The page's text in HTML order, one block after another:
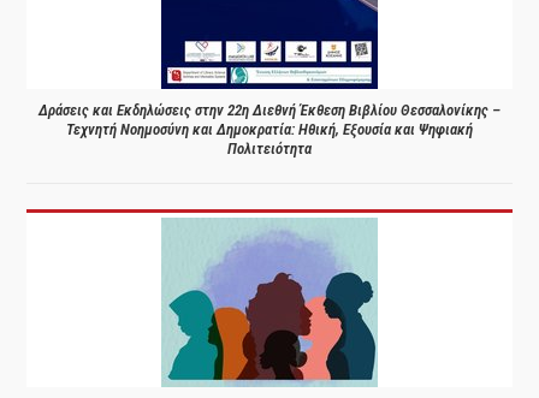
Δράσεις και Εκδηλώσεις στην 22η Διεθνή Έκθεση Βιβλίου Θεσσαλονίκης –
Τεχνητή Νοημοσύνη και Δημοκρατία: Ηθική, Εξουσία και Ψηφιακή
Πολιτειότητα